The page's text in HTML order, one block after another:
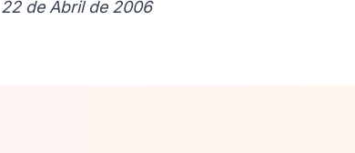
22 de Abril de 2006